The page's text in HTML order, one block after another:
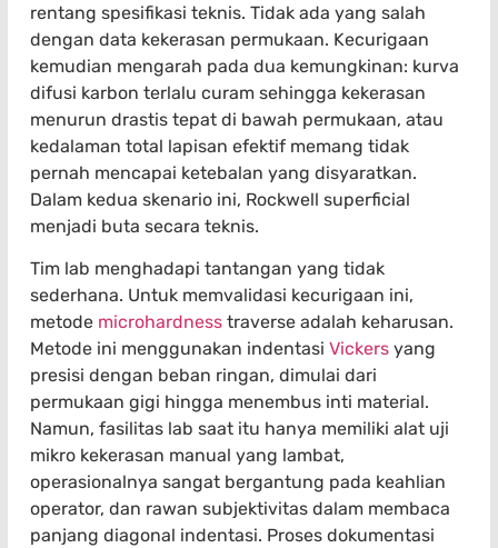
rentang spesifikasi teknis. Tidak ada yang salah
dengan data kekerasan permukaan. Kecurigaan
kemudian mengarah pada dua kemungkinan: kurva
difusi karbon terlalu curam sehingga kekerasan
menurun drastis tepat di bawah permukaan, atau
kedalaman total lapisan efektif memang tidak
pernah mencapai ketebalan yang disyaratkan.
Dalam kedua skenario ini, Rockwell superficial
menjadi buta secara teknis.
Tim lab menghadapi tantangan yang tidak
sederhana. Untuk memvalidasi kecurigaan ini,
metode microhardness traverse adalah keharusan.
Metode ini menggunakan indentasi Vickers yang
presisi dengan beban ringan, dimulai dari
permukaan gigi hingga menembus inti material.
Namun, fasilitas lab saat itu hanya memiliki alat uji
mikro kekerasan manual yang lambat,
operasionalnya sangat bergantung pada keahlian
operator, dan rawan subjektivitas dalam membaca
panjang diagonal indentasi. Proses dokumentasi